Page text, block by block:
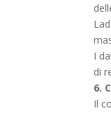
I
di
6.
Il